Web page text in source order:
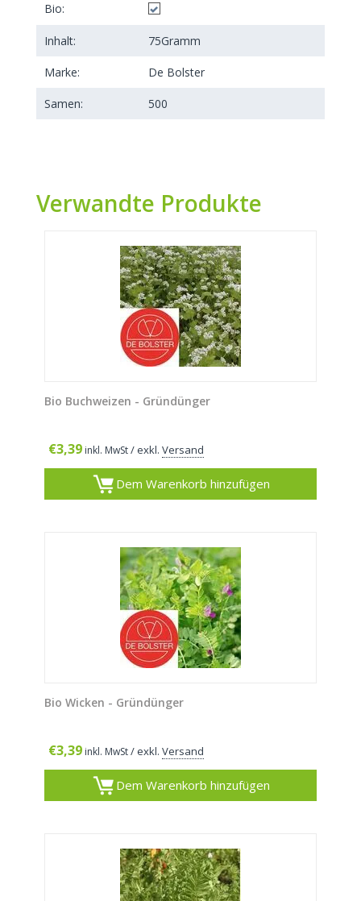
Bio:
Inhalt: 75Gramm
Marke: De Bolster
Samen: 500
Verwandte Produkte
Bio Buchweizen - Gründünger
€3,39 inkl. MwSt/ exkl. Versand
Dem Warenkorb hinzufügen
Bio Wicken - Gründünger
€3,39 inkl. MwSt/ exkl. Versand
Dem Warenkorb hinzufügen